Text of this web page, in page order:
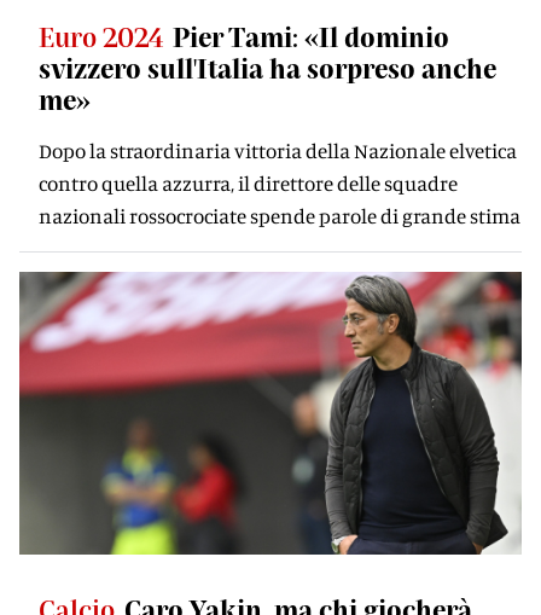
Euro 2024 Pier Tami: «Il dominio
svizzero sull'Italia ha sorpreso anche
me»
Dopo la straordinaria vittoria della Nazionale elvetica
contro quella azzurra, il direttore delle squadre
nazionali rossocrociate spende parole di grande stima